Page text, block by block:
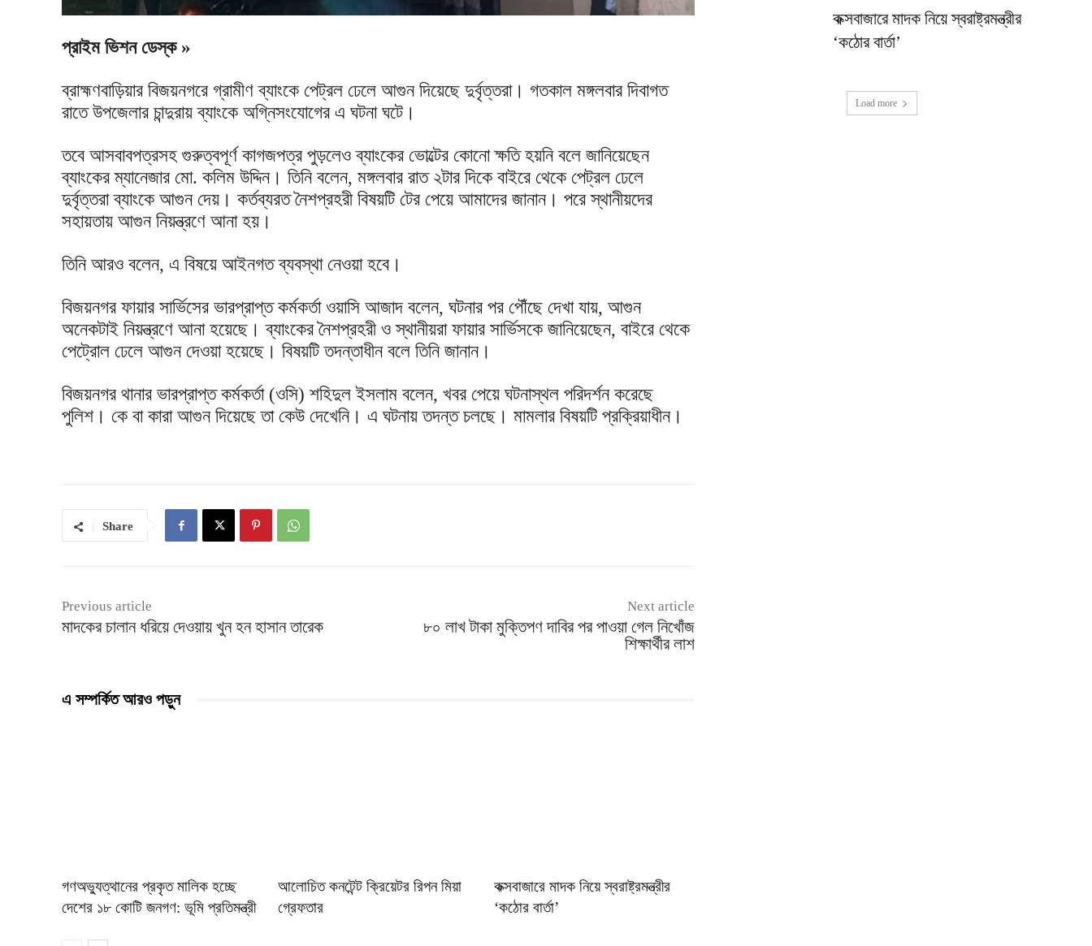
প্রাইম ভিশন ডেস্ক »
ব্রাহ্মণবাড়িয়ার বিজয়নগরে গ্রামীণ ব্যাংকে পেট্রল ঢেলে আগুন দিয়েছে দুর্বৃত্তরা। গতকাল মঙ্গলবার দিবাগত
রাতে উপজেলার চান্দুরায় ব্যাংকে অগ্নিসংযোগের এ ঘটনা ঘটে।
তবে আসবাবপত্রসহ গুরুত্বপূর্ণ কাগজপত্র পুড়লেও ব্যাংকের ভোল্টের কোনো ক্ষতি হয়নি বলে জানিয়েছেন
ব্যাংকের ম্যানেজার মো. কলিম উদ্দিন। তিনি বলেন, মঙ্গলবার রাত ২টার দিকে বাইরে থেকে পেট্রল ঢেলে
দুর্বৃত্তরা ব্যাংকে আগুন দেয়। কর্তব্যরত নৈশপ্রহরী বিষয়টি টের পেয়ে আমাদের জানান। পরে স্থানীয়দের
সহায়তায় আগুন নিয়ন্ত্রণে আনা হয়।
তিনি আরও বলেন, এ বিষয়ে আইনগত ব্যবস্থা নেওয়া হবে।
বিজয়নগর ফায়ার সার্ভিসের ভারপ্রাপ্ত কর্মকর্তা ওয়াসি আজাদ বলেন, ঘটনার পর পৌঁছে দেখা যায়, আগুন
অনেকটাই নিয়ন্ত্রণে আনা হয়েছে। ব্যাংকের নৈশপ্রহরী ও স্থানীয়রা ফায়ার সার্ভিসকে জানিয়েছেন, বাইরে থেকে
পেট্রোল ঢেলে আগুন দেওয়া হয়েছে। বিষয়টি তদন্তাধীন বলে তিনি জানান।
বিজয়নগর থানার ভারপ্রাপ্ত কর্মকর্তা (ওসি) শহিদুল ইসলাম বলেন, খবর পেয়ে ঘটনাস্থল পরিদর্শন করেছে
পুলিশ। কে বা কারা আগুন দিয়েছে তা কেউ দেখেনি। এ ঘটনায় তদন্ত চলছে। মামলার বিষয়টি প্রক্রিয়াধীন।
Share
Previous article
মাদকের চালান ধরিয়ে দেওয়ায় খুন হন হাসান তারেক
Next article
৮০ লাখ টাকা মুক্তিপণ দাবির পর পাওয়া গেল নিখোঁজ
শিক্ষার্থীর লাশ
এ সম্পর্কিত আরও পড়ুন
গণঅভ্যুত্থানের প্রকৃত মালিক হচ্ছে
দেশের ১৮ কোটি জনগণ: ভূমি প্রতিমন্ত্রী
আলোচিত কনটেন্ট ক্রিয়েটর রিপন মিয়া
গ্রেফতার
কক্সবাজারে মাদক নিয়ে স্বরাষ্ট্রমন্ত্রীর
‘কঠোর বার্তা’
কক্সবাজারে মাদক নিয়ে স্বরাষ্ট্রমন্ত্রীর
‘কঠোর বার্তা’
Load more